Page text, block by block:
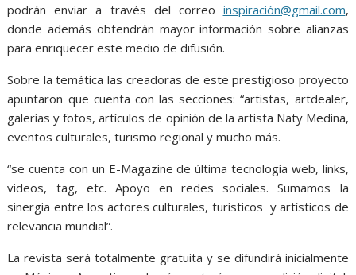
podrán enviar a través del correo inspiración@gmail.com,
donde además obtendrán mayor información sobre alianzas
para enriquecer este medio de difusión.
Sobre la temática las creadoras de este prestigioso proyecto
apuntaron que cuenta con las secciones: “artistas, artdealer,
galerías y fotos, artículos de opinión de la artista Naty Medina,
eventos culturales, turismo regional y mucho más.
“se cuenta con un E-Magazine de última tecnología web, links,
videos, tag, etc. Apoyo en redes sociales. Sumamos la
sinergia entre los actores culturales, turísticos y artísticos de
relevancia mundial”.
La revista será totalmente gratuita y se difundirá inicialmente